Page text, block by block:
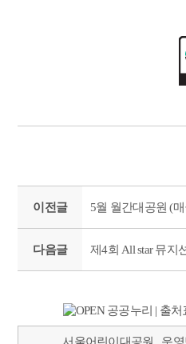
이전글 5월 월간대공원 (
다음글 제4회 All star 뮤지